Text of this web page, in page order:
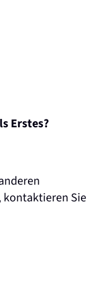
Erstes?
kontaktieren Sie